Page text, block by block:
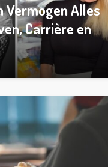
Vermogen Alles
Carrière en